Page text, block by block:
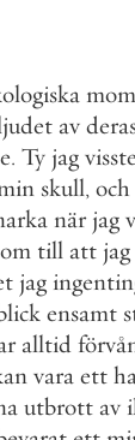
av
. Ty jag
skull, och
när jag
till att jag
jag
ensamt
alltid
vara ett
utbrott av